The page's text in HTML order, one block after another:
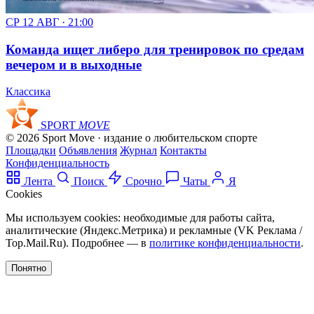
СР 12 АВГ · 21:00
Команда ищет либеро для тренировок по средам
вечером и в выходные
Классика
SPORT MOVE
© 2026 Sport Move · издание о любительском спорте
Площадки Объявления Журнал Контакты
Конфиденциальность
Лента
Поиск Срочно Чаты
Я
Cookies
Мы используем cookies: необходимые для работы сайта,
аналитические (Яндекс.Метрика) и рекламные (VK Реклама /
Top.Mail.Ru). Подробнее — в политике конфиденциальности.
Понятно